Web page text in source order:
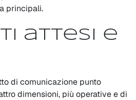
principali.
attesi e
di comunicazione punto
dimensioni, più operative e di